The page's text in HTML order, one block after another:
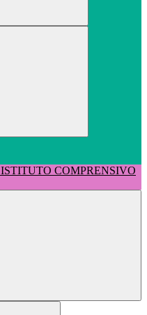
ISTITUTO COMPRENSIVO